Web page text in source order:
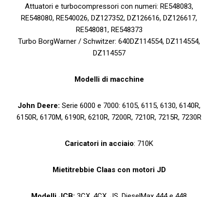
Attuatori e turbocompressori con numeri: RE548083,
RE548080, RE540026, DZ127352, DZ126616, DZ126617,
RE548081, RE548373
Turbo BorgWarner / Schwitzer: 640DZ114554, DZ114554,
DZ114557
Modelli di macchine
John Deere: Serie 6000 e 7000: 6105, 6115, 6130, 6140R,
6150R, 6170M, 6190R, 6210R, 7200R, 7210R, 7215R, 7230R
Caricatori in acciaio: 710K
Mietitrebbie Claas con motori JD